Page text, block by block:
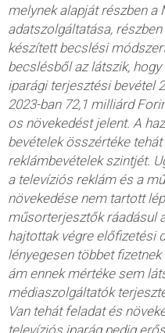
melynek alapját részben a
adatszolgáltatása,
készített becslési
becslésből az látszik,
iparági terjesztési bevétel
2023-ban 72,1 milliárd
os növekedést jelent. A
bevételek összértéke
reklámbevételek szintjét.
a televíziós reklám és a
növekedése nem tartott
műsorterjesztők ráadásul
hajtottak végre előfizetési
lényegesen többet
ám ennek mértéke sem
médiaszolgáltatók
Van tehát feladat és
televíziós iparág pedig